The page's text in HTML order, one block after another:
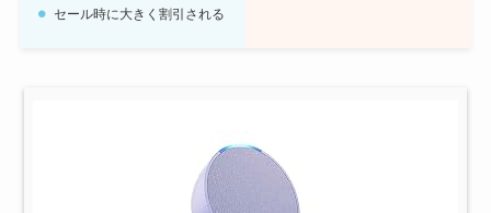
セール時に大きく割引される